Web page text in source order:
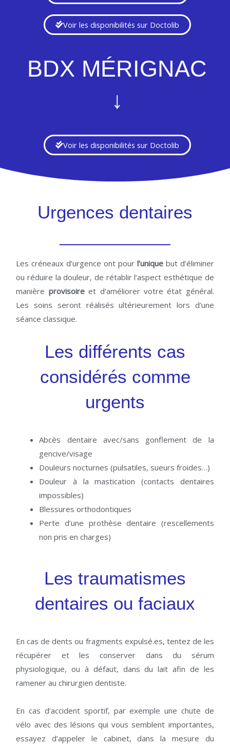
Voir les disponibilités sur Doctolib
BDX MÉRIGNAC
↓
Voir les disponibilités sur Doctolib
Urgences dentaires
Les créneaux d’urgence ont pour l’unique but d’éliminer
ou réduire la douleur, de rétablir l’aspect esthétique de
manière provisoireet d’améliorer votre état général.
Les soins seront réalisés ultérieurement lors d’une
séance classique.
Les différents cas
considérés comme
urgents
Abcès dentaire avec/sans gonflement de la
gencive/visage
Douleurs nocturnes (pulsatiles, sueurs froides…)
Douleur à la mastication (contacts dentaires
impossibles)
Blessures orthodontiques
Perte d’une prothèse dentaire (rescellements
non pris en charges)
Les traumatismes
dentaires ou faciaux
En cas de dents ou fragments expulsé.es, tentez de les
récupérer et les conserver dans du sérum
physiologique, ou à défaut, dans du lait afin de les
ramener au chirurgien dentiste.
En cas d’accident sportif, par exemple une chute de
vélo avec des lésions qui vous semblent importantes,
essayez d’appeler le cabinet, dans la mesure du